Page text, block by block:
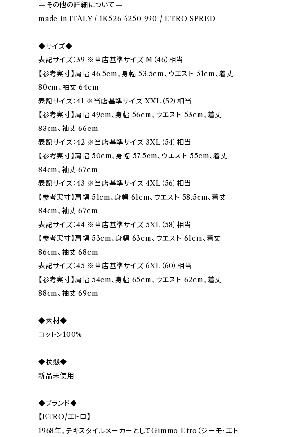
—その他の詳細について—
made in ITALY / 1K526 6250 990 / ETRO SPRED
◆サイズ◆
表記サイズ：39 ※当店基準サイズ M（46）相当
【参考実寸】肩幅 46.5cm、身幅 53.5cm、ウエスト 51cm、着丈
80cm、袖丈 64cm
表記サイズ：41 ※当店基準サイズ XXL（52）相当
【参考実寸】肩幅 49cm、身幅 56cm、ウエスト 53cm、着丈
83cm、袖丈 66cm
表記サイズ：42 ※当店基準サイズ 3XL（54）相当
【参考実寸】肩幅 50cm、身幅 57.5cm、ウエスト 55cm、着丈
84cm、袖丈 67cm
表記サイズ：43 ※当店基準サイズ 4XL（56）相当
【参考実寸】肩幅 51cm、身幅 61cm、ウエスト 58.5cm、着丈
84cm、袖丈 67cm
表記サイズ：44 ※当店基準サイズ 5XL（58）相当
【参考実寸】肩幅 53cm、身幅 63cm、ウエスト 61cm、着丈
86cm、袖丈 68cm
表記サイズ：45 ※当店基準サイズ 6XL（60）相当
【参考実寸】肩幅 54cm、身幅 65cm、ウエスト 62cm、着丈
88cm、袖丈 69cm
◆素材◆
コットン100%
◆状態◆
新品未使用
◆ブランド◆
【ETRO/エトロ】
1968年、テキスタイルメーカーとしてGimmo Etro（ジーモ・エト